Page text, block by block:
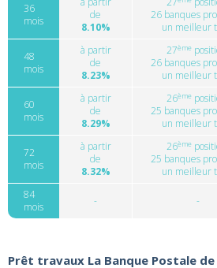
36
mois
de
8.10%
26 banques
un meilleur
48
mois
à partir
de
8.23%
27ème
26 banques
un meilleur
60
mois
à partir
de
8.29%
26ème
25 banques
un meilleur
72
mois
à partir
de
8.32%
26ème
25 banques
un meilleur
84
mois
- -
Prêt travaux La Banque Postale de